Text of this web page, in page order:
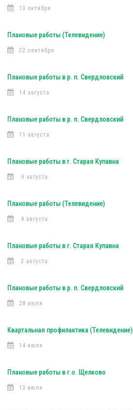
13 октября
Плановые работы (Телевидение)
22 сентября
Плановые работы в р. п. Свердловский
14 августа
Плановые работы в р. п. Свердловский
11 августа
Плановые работы в г. Старая Купавна
9 августа
Плановые работы (Телевидение)
4 августа
Плановые работы в г. Старая Купавна
2 августа
Плановые работы в р. п. Свердловский
28 июля
Квартальная профилактика (Телевидение)
14 июля
Плановые работы в г.о. Щелково
13 июля